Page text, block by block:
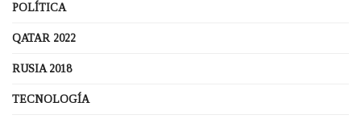
POLÍTICA
QATAR 2022
RUSIA 2018
TECNOLOGÍA